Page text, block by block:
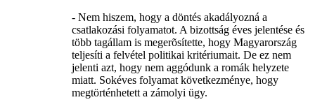
- Nem hiszem, hogy a döntés akadályozná a
csatlakozási folyamatot. A bizottság éves jelentése és
több tagállam is megerõsítette, hogy Magyarország
teljesíti a felvétel politikai kritériumait. De ez nem
jelenti azt, hogy nem aggódunk a romák helyzete
miatt. Sokéves folyamat következménye, hogy
megtörténhetett a zámolyi ügy.